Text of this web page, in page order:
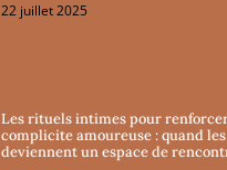
22 juillet 2025
Les rituels intimes pour
complicite amoureuse : quand
deviennent un espace de